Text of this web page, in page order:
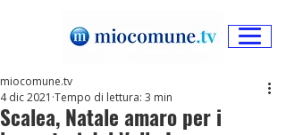
Scalea, Natale amaro per i
miocomune.tv
4 dic 2021 Tempo di lettura: 3 min